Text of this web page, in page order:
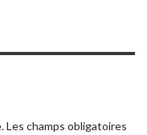
Les champs obligatoires